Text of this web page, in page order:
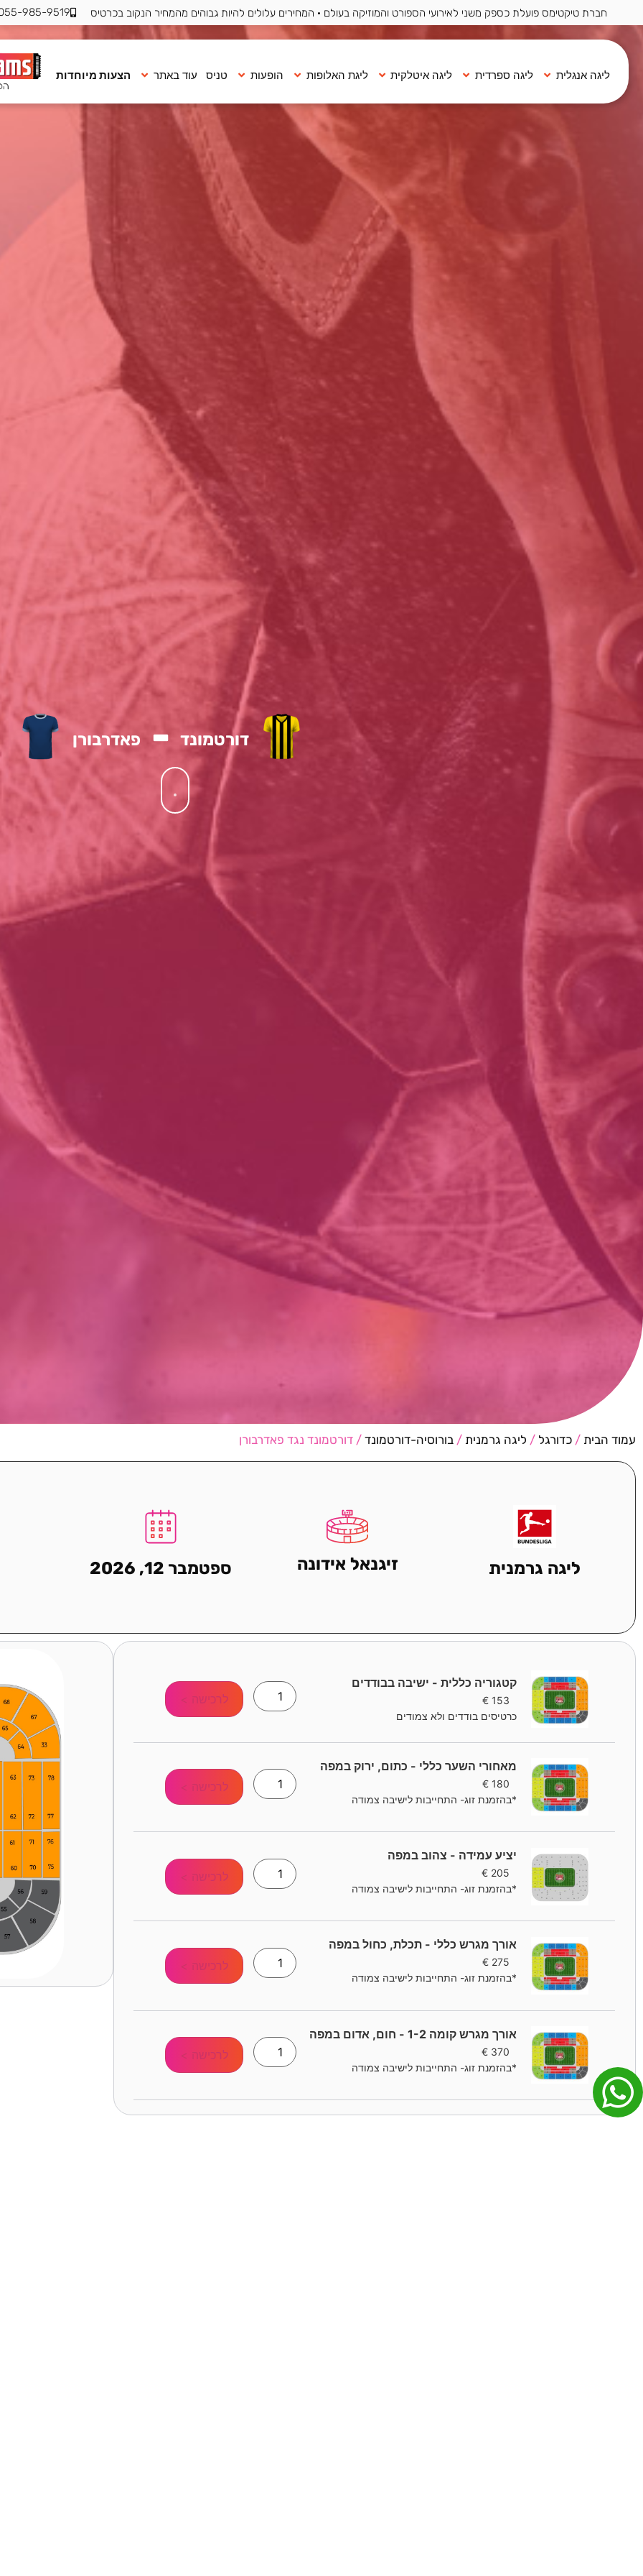
חברת טיקטימס פועלת כספק משני לאירועי הספורט והמוזיקה בעולם · המחירים עלולים להיות גבוהים מהמחיר הנקוב בכרטיס 985-9519
ליגה אנגלית ליגה ספרדית ליגה איטלקית ליגת האלופות הופעות טניס עוד באתר הצעות מיוחדות
דורטמונד - פאדרבורן
עמוד הבית / כדורגל / ליגה גרמנית / בורוסיה-דורטמונד / דורטמונד נגד פאדרבורן
ליגה גרמנית זיגנאל אידונה ספטמבר 12, 2026
קטגוריה כללית - ישיבה בבודדים
153
€
כרטיסים בודדים ולא צמודים
לרכישה >
מאחורי השער כללי - כתום, ירוק במפה
180
€
*בהזמנת זוג- התחייבות לישיבה צמודה
לרכישה >
יציע עמידה - צהוב במפה
205
€
*בהזמנת זוג- התחייבות לישיבה צמודה
לרכישה >
אורך מגרש כללי - תכלת, כחול במפה
275
€
*בהזמנת זוג- התחייבות לישיבה צמודה
לרכישה >
אורך מגרש קומה 1-2 - חום, אדום במפה
370
€
*בהזמנת זוג- התחייבות לישיבה צמודה
לרכישה >